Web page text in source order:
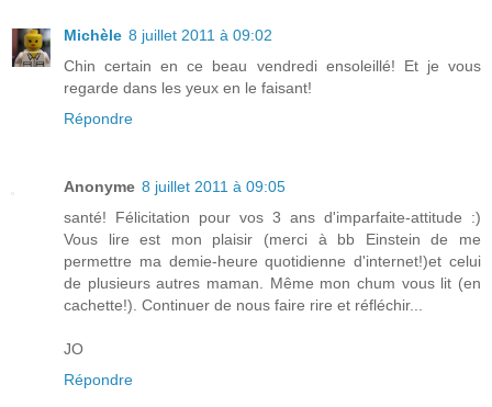
Michèle 8 juillet 2011 à 09:02
Chin certain en ce beau vendredi ensoleillé! Et je vous
regarde dans les yeux en le faisant!
Répondre
Anonyme 8 juillet 2011 à 09:05
santé! Félicitation pour vos 3 ans d'imparfaite-attitude :)
Vous lire est mon plaisir (merci à bb Einstein de me
permettre ma demie-heure quotidienne d'internet!)et celui
de plusieurs autres maman. Même mon chum vous lit (en
cachette!). Continuer de nous faire rire et réfléchir...
JO
Répondre